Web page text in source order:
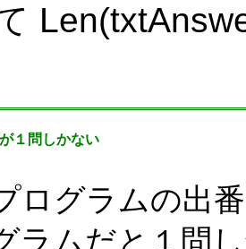
１問しかない
ログラムの出
ラムだと１問